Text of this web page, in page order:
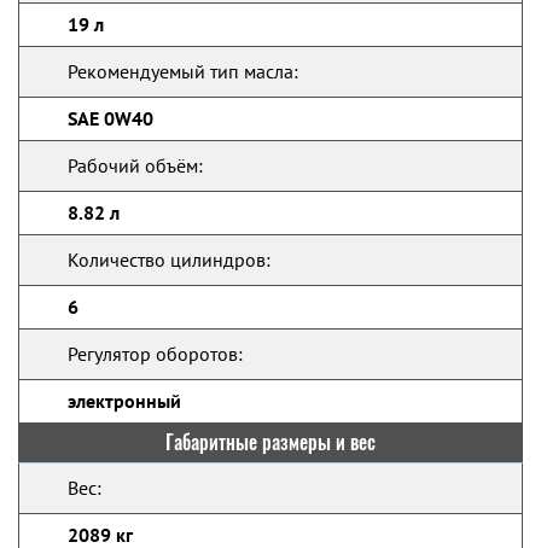
19 л
Рекомендуемый тип масла:
SAE 0W40
Рабочий объём:
8.82 л
Количество цилиндров:
6
Регулятор оборотов:
электронный
Габаритные размеры и вес
Вес:
2089 кг